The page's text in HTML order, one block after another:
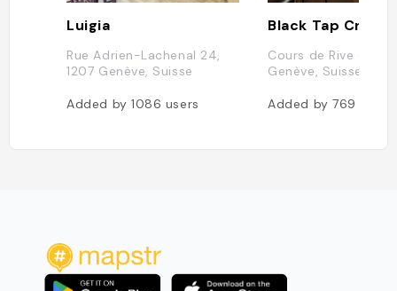
Luigia
Rue Adrien-Lachenal 24,
1207 Genève, Suisse
Added by1086 users
Cours de Rive 6,
Genève, Suisse
Added by769